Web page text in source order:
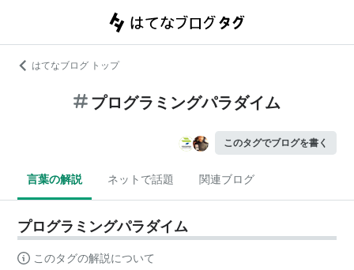
はてなブログ トップ
プログラミングパラダイム
このタグでブログを書く
言葉の解説 ネットで話題 関連ブログ
プログラミングパラダイム
このタグの解説について